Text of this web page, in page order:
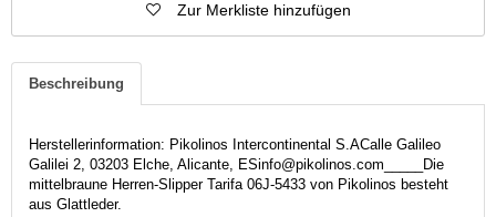
Zur Merkliste hinzufügen
Beschreibung
Herstellerinformation: Pikolinos Intercontinental S.ACalle Galileo
Galilei 2, 03203 Elche, Alicante, ESinfo@pikolinos.com_____Die
mittelbraune Herren-Slipper Tarifa 06J-5433 von Pikolinos besteht
aus Glattleder.